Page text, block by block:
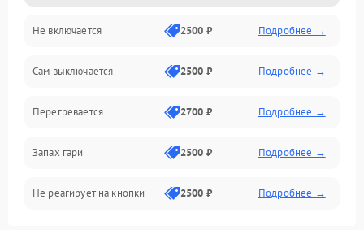
Не включается 2500 ₽ Подробнее →
Сам выключается 2500 ₽ Подробнее →
Перегревается 2700 ₽ Подробнее →
Запах гари 2500 ₽ Подробнее →
Не реагирует на кнопки 2500 ₽ Подробнее →